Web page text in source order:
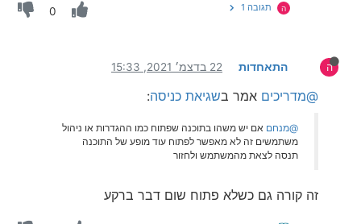
ה תגובה 1 0
ה התאחדות 22 בדצמ׳ 2021, 15:33
@מדריכים אמר בשגיאת כניסה:
@מנחם אם יש משהו בתוכנה שפתוח כמו ההגדרות או ניהול
משתמשים זה לא מאפשר לפתוח עוד מופע של התוכנה
תנסה לצאת מהמשתמש ולחזור
זה קורה גם כשלא פתוח שום דבר ברקע